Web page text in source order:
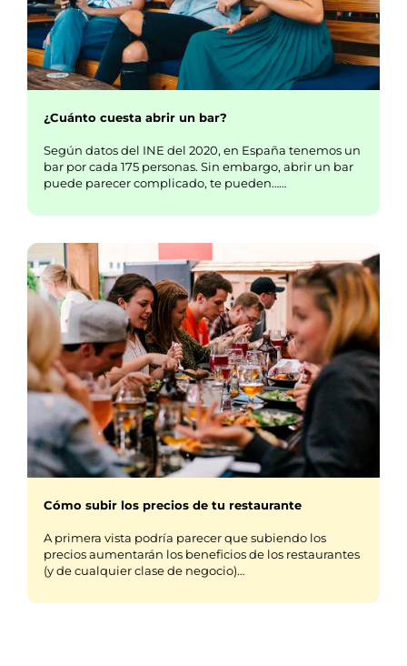
¿Cuánto cuesta abrir un bar?
Según datos del INE del 2020, en España tenemos un
bar por cada 175 personas. Sin embargo, abrir un bar
puede parecer complicado, te pueden……
Cómo subir los precios de tu restaurante
A primera vista podría parecer que subiendo los
precios aumentarán los beneficios de los restaurantes
(y de cualquier clase de negocio)…